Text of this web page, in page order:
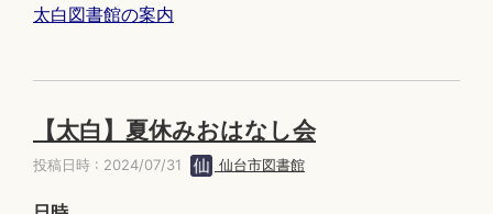
太白図書館の案内
【太白】夏休みおはなし会
投稿日時 : 2024/07/31 仙台市図書館